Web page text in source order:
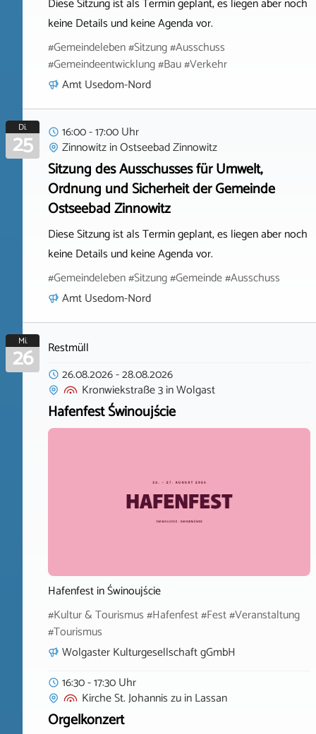
Diese Sitzung ist als Termin geplant, es liegen aber noch
keine Details und keine Agenda vor.
#Gemeindeleben #Sitzung #Ausschuss
#Gemeindeentwicklung #Bau #Verkehr
Amt Usedom-Nord
Di.
25
16:00 - 17:00 Uhr
ZinnowitzinOstseebad Zinnowitz
Sitzung des Ausschusses für Umwelt,
Ordnung und Sicherheit der Gemeinde
Ostseebad Zinnowitz
Diese Sitzung ist als Termin geplant, es liegen aber noch
keine Details und keine Agenda vor.
#Gemeindeleben #Sitzung #Gemeinde #Ausschuss
Amt Usedom-Nord
Mi.
26
Restmüll
26.08.2026-28.08.2026
Kronwiekstraße 3inWolgast
Hafenfest Świnoujście
Hafenfest in Świnoujście
#Kultur & Tourismus #Hafenfest #Fest #Veranstaltung
#Tourismus
Wolgaster Kulturgesellschaft gGmbH
16:30 - 17:30 Uhr
Kirche St. Johannis zuinLassan
Orgelkonzert